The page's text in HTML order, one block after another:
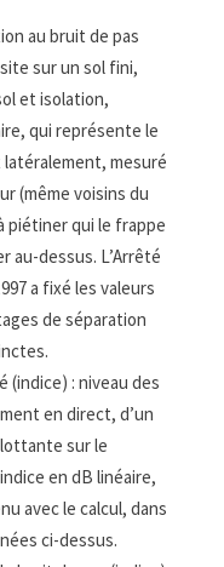
au bruit de pas
sur un sol fini,
et isolation,
qui représente le
mesuré
(même voisins du
piétiner qui le frappe
au-dessus. L’Arrêté
a fixé les valeurs
de séparation
(indice) : niveau des
en direct, d’un
sur le
en dB linéaire,
avec le calcul, dans
ci-dessus.